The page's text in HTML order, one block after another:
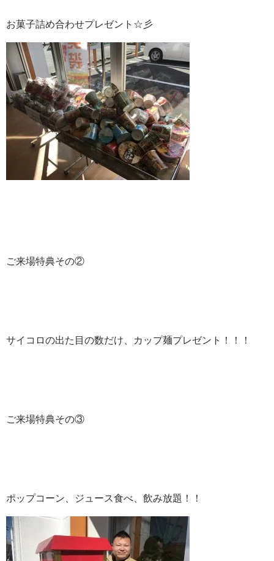
お菓子詰め合わせプレゼント☆彡
ご来場特典その②
サイコロの出た目の数だけ、カップ麺プレゼント！！！
ご来場特典その③
ポップコーン、ジュース食べ、飲み放題！！